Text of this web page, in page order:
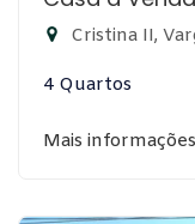
Cristina II,
4 Quartos
Mais informações